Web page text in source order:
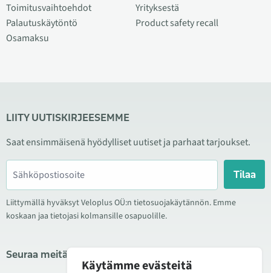
Toimitusvaihtoehdot
Palautuskäytöntö
Osamaksu
Yrityksestä
Product safety recall
LIITY UUTISKIRJEESEMME
Saat ensimmäisenä hyödylliset uutiset ja parhaat tarjoukset.
Tilaa
Liittymällä hyväksyt Veloplus OÜ:n tietosuojakäytännön. Emme
koskaan jaa tietojasi kolmansille osapuolille.
Seuraa meitä sosiaalisessa mediassa
Käytämme evästeitä